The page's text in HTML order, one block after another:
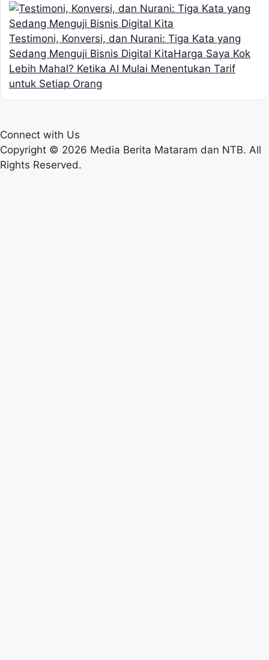
Testimoni, Konversi, dan Nurani: Tiga Kata yang
Sedang Menguji Bisnis Digital KitaHarga Saya Kok
Lebih Mahal? Ketika AI Mulai Menentukan Tarif
untuk Setiap Orang
Connect with Us
Copyright © 2026 Media Berita Mataram dan NTB. All
Rights Reserved.